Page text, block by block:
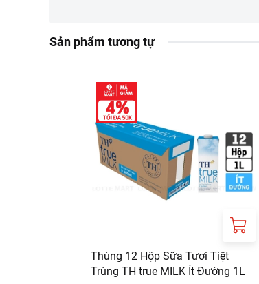
Tên
Sản phẩm tương tự
Thùng 12 Hộp Sữa Tươi Tiệt
Trùng TH true MILK Ít Đường 1L